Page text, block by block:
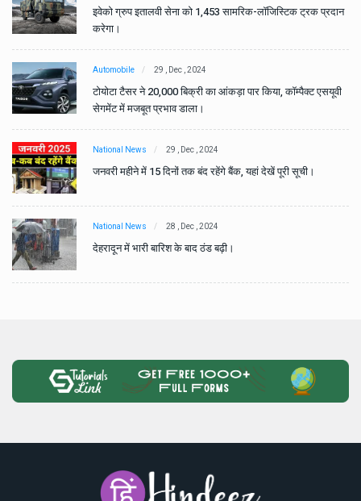
इवेको ग्रुप इतालवी सेना को 1,453 सामरिक-लॉजिस्टिक ट्रक प्रदान
करेगा।
Automobile 29 , Dec , 2024
टोयोटा टैसर ने 20,000 बिक्री का आंकड़ा पार किया, कॉम्पैक्ट एसयूवी
सेगमेंट में मजबूत प्रभाव डाला।
National News 29 , Dec , 2024
जनवरी महीने में 15 दिनों तक बंद रहेंगे बैंक, यहां देखें पूरी सूची।
National News 28 , Dec , 2024
देहरादून में भारी बारिश के बाद ठंड बढ़ी।